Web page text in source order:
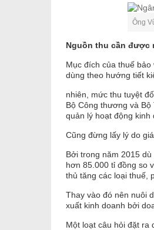
Ông
Nguồn thu cần được
Mục đích của thuế
dùng theo hướng tiết
nhiên, mức thu tuyệt
Bộ Công thương và
quản lý hoạt động kinh
Cũng đừng lấy lý do
Bởi trong năm 2015
hơn 85.000 tỉ đồng so
thủ tăng các loại thuế,
Thay vào đó nên nuôi
xuất kinh doanh bởi
Một loạt câu hỏi đặt ra